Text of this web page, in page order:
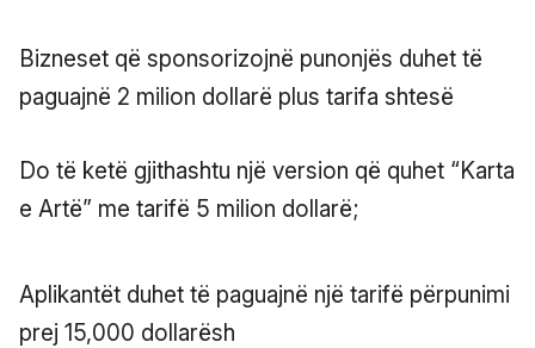
Bizneset që sponsorizojnë punonjës duhet të
paguajnë 2 milion dollarë plus tarifa shtesë
Do të ketë gjithashtu një version që quhet “Karta
e Artë” me tarifë 5 milion dollarë;
Aplikantët duhet të paguajnë një tarifë përpunimi
prej 15,000 dollarësh